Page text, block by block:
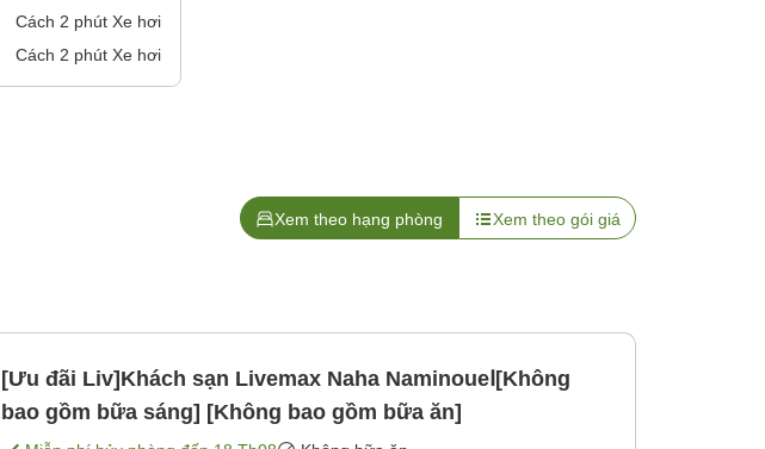
Cách 2 phút Xe hơi
Cách 2 phút Xe hơi
Xem theo hạng phòng Xem theo gói giá
[Ưu đãi Liv]Khách sạn Livemax Naha NaminoueⅠ[Không
bao gồm bữa sáng] [Không bao gồm bữa ăn]